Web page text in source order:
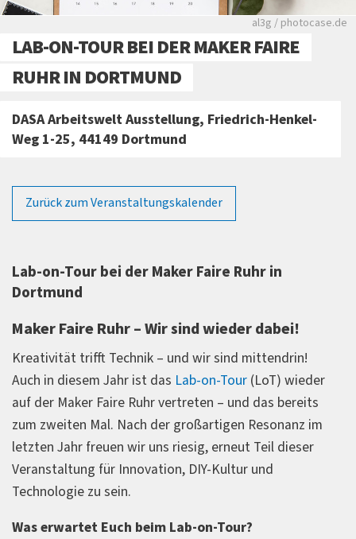
Rote leere
al3g / photocase.de
LAB-ON-TOUR BEI DER MAKER FAIRE
RUHR IN DORTMUND
DASA Arbeitswelt Ausstellung, Friedrich-Henkel-
Weg 1-25, 44149 Dortmund
Zurück zum Veranstaltungskalender
Lab-on-Tour bei der Maker Faire Ruhr in
Dortmund
Maker Faire Ruhr – Wir sind wieder dabei!
Kreativität trifft Technik – und wir sind mittendrin!
Auch in diesem Jahr ist das Lab-on-Tour (LoT) wieder
auf der Maker Faire Ruhr vertreten – und das bereits
zum zweiten Mal. Nach der großartigen Resonanz im
letzten Jahr freuen wir uns riesig, erneut Teil dieser
Veranstaltung für Innovation, DIY-Kultur und
Technologie zu sein.
Was erwartet Euch beim Lab-on-Tour?